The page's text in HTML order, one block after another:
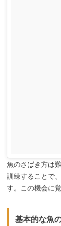
魚のさばき方は
訓練することで
す。この機会に
基本的な魚